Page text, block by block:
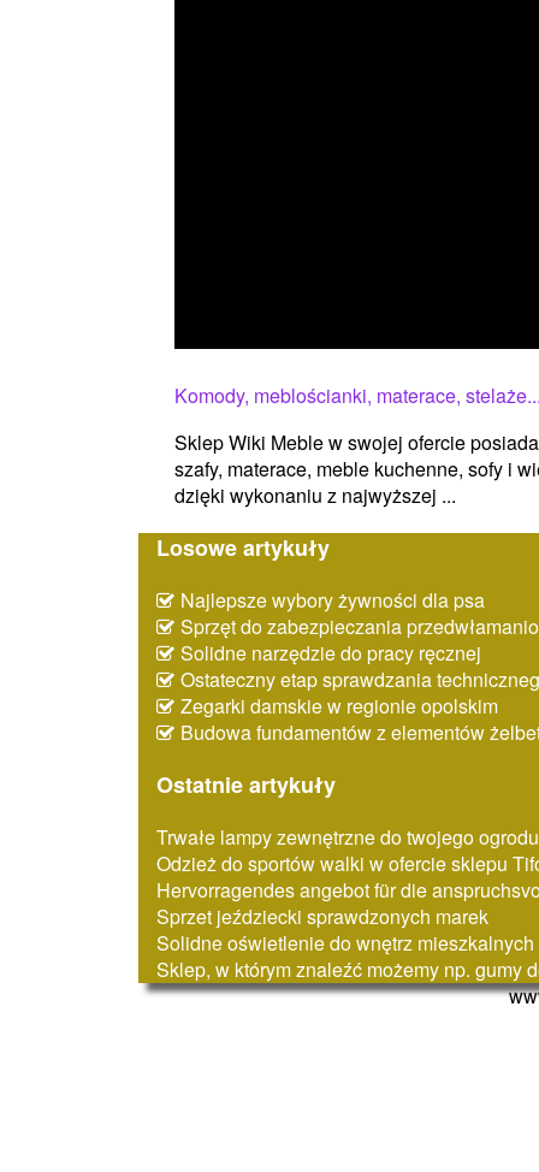
Komody, meblościanki, materace,
Sklep Wiki Meble w swojej ofercie
szafy, materace, meble kuchenne, sofy i
dzięki wykonaniu z najwyższej ...
Losowe artykuły
Najlepsze wybory żywności dla psa
Sprzęt do zabezpieczania
Solidne narzędzie do pracy ręcznej
Ostateczny etap sprawdzania
Zegarki damskie w regionie opolskim
Budowa fundamentów z elementów
Ostatnie artykuły
Trwałe lampy zewnętrzne do twojego ogrodu
Odzież do sportów walki w ofercie sklepu
Hervorragendes angebot für die
Sprzet jeździecki sprawdzonych marek
Solidne oświetlenie do wnętrz mieszkalnych
Sklep, w którym znaleźć możemy np. gumy